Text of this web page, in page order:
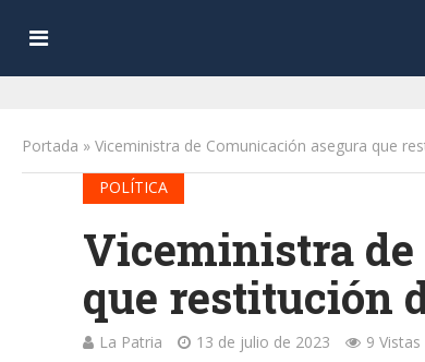
Portada » Viceministra de Comunicación asegura que
POLÍTICA
Viceministra de
que restitución
La Patria 13 de julio de 2023 9 Vistas